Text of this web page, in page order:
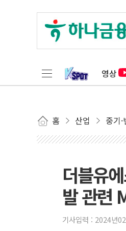
영상
홈 산업 중기·
더블유
발 관련
기사입력 : 2024년